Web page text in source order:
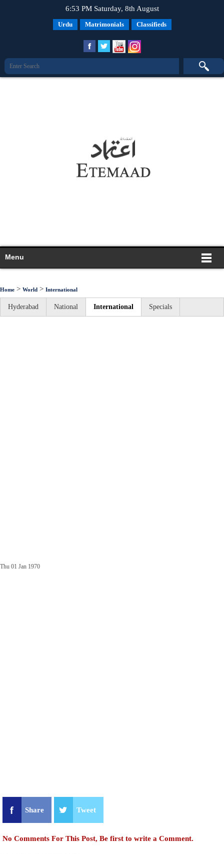
6:53 PM Saturday, 8th August
Urdu Matrimonials Classifieds
Menu
Home > World > International
Hyderabad National International Specials
Thu 01 Jan 1970
Share Tweet
No Comments For This Post, Be first to write a Comment.